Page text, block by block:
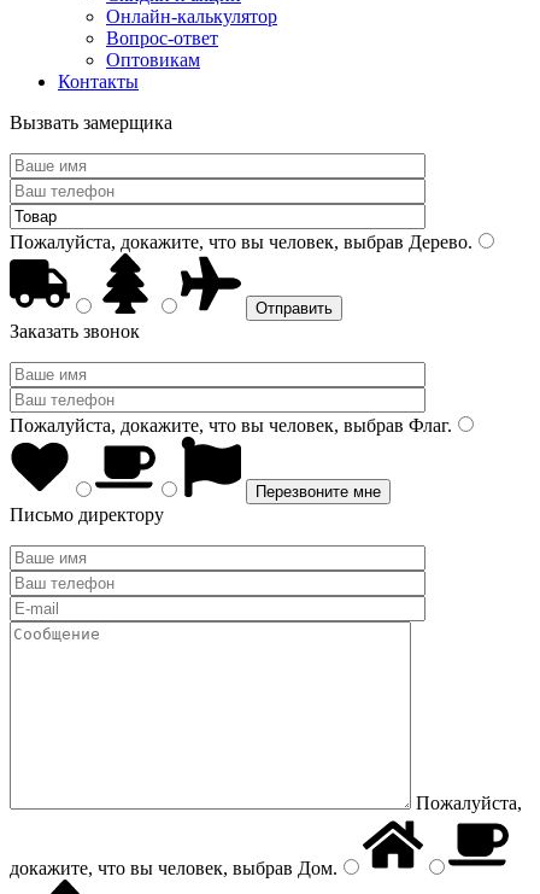
Онлайн-калькулятор
Вопрос-ответ
Оптовикам
Контакты
Вызвать замерщика
Пожалуйста, докажите, что вы человек, выбрав Дерево.
Заказать звонок
Пожалуйста, докажите, что вы человек, выбрав Флаг.
Письмо директору
Пожалуйста,
докажите, что вы человек, выбрав Дом.